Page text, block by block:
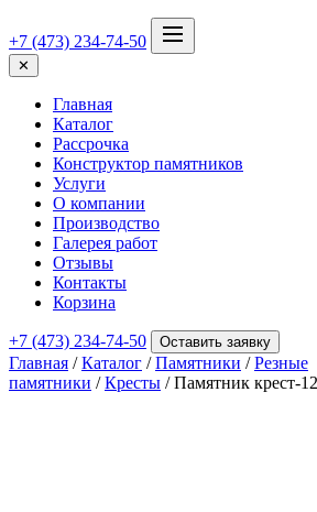
+7 (473) 234-74-50
✕
Главная
Каталог
Рассрочка
Конструктор памятников
Услуги
О компании
Производство
Галерея работ
Отзывы
Контакты
Корзина
+7 (473) 234-74-50 Оставить заявку
Главная /Каталог /Памятники /Резные
памятники /Кресты / Памятник крест-